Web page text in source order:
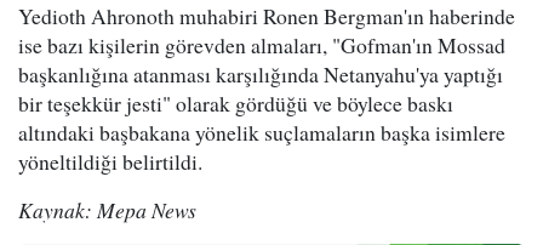
Yedioth Ahronoth muhabiri Ronen Bergman'ın haberinde
ise bazı kişilerin görevden almaları, "Gofman'ın Mossad
başkanlığına atanması karşılığında Netanyahu'ya yaptığı
bir teşekkür jesti" olarak gördüğü ve böylece baskı
altındaki başbakana yönelik suçlamaların başka isimlere
yöneltildiği belirtildi.
Kaynak: Mepa News